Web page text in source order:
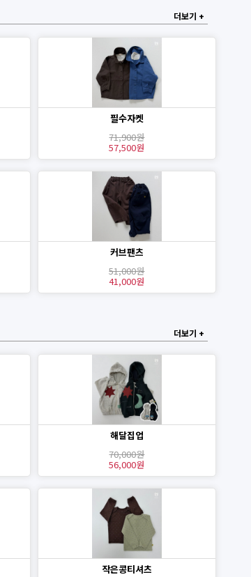
더보기 +
필수자켓
71,900원
57,500원
커브팬츠
51,000원
41,000원
더보기 +
해달집업
70,000원
56,000원
작은콩티셔츠